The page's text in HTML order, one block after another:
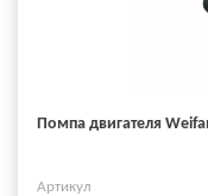
Помпа двигателя
Артикул